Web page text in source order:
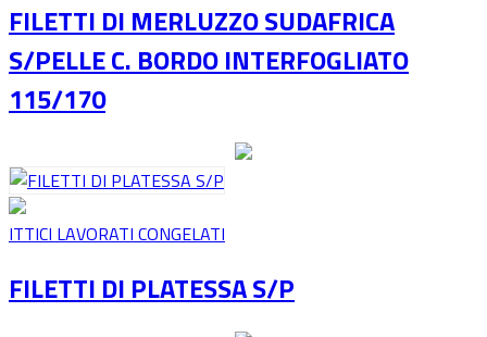
FILETTI DI MERLUZZO SUDAFRICA
S/PELLE C. BORDO INTERFOGLIATO
115/170
ITTICI LAVORATI CONGELATI
FILETTI DI PLATESSA S/P